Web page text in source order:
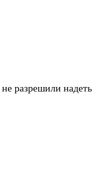
не разрешили надеть